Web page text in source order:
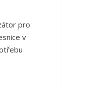
pro
v